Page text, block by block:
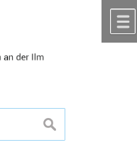
suchen